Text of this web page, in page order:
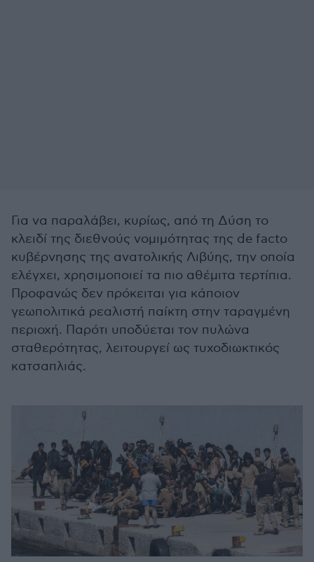
Για να παραλάβει, κυρίως, από τη Δύση το
κλειδί της διεθνούς νομιμότητας της de facto
κυβέρνησης της ανατολικής Λιβύης, την οποία
ελέγχει, χρησιμοποιεί τα πιο αθέμιτα τερτίπια.
Προφανώς δεν πρόκειται για κάποιον
γεωπολιτικά ρεαλιστή παίκτη στην ταραγμένη
περιοχή. Παρότι υποδύεται τον πυλώνα
σταθερότητας, λειτουργεί ως τυχοδιωκτικός
κατσαπλιάς.